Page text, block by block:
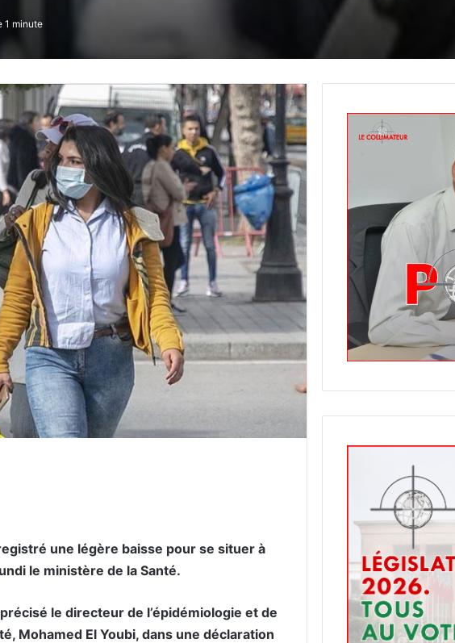
1 minute
une légère baisse pour se situer à
le ministère de la Santé.
le directeur de l’épidémiologie et de
Mohamed El Youbi, dans une déclaration